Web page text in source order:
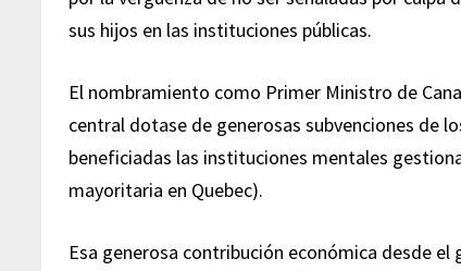
sus hijos en las instituciones públicas.
El nombramiento como Primer Ministro de
central dotase de generosas subvenciones de
beneficiadas las instituciones mentales
mayoritaria en Quebec).
Esa generosa contribución económica desde